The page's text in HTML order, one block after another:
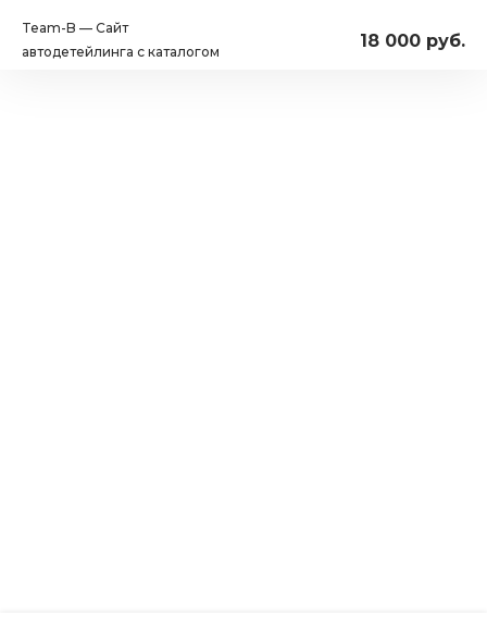
Team-B — Сайт
автодетейлинга с каталогом
18 000 руб.